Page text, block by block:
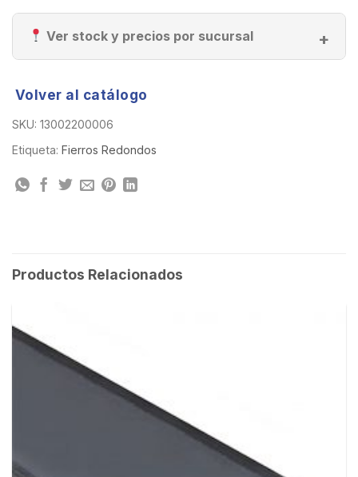
Ver stock y precios por sucursal
Volver al catálogo
SKU: 13002200006
Etiqueta: Fierros Redondos
Productos Relacionados